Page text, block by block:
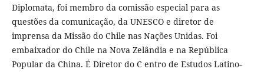
Diplomata, foi membro da comissão especial para as
questões da comunicação, da UNESCO e diretor de
imprensa da Missão do Chile nas Nações Unidas. Foi
embaixador do Chile na Nova Zelândia e na República
Popular da China. É Diretor do C entro de Estudos Latino-